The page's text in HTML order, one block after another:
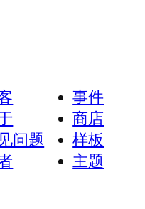
问题
事件
商店
样板
主题